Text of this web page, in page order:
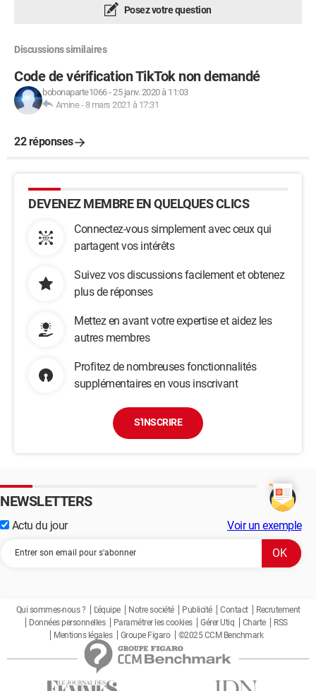
Posez votre question
Discussions similaires
Code de vérification TikTok non demandé
bobonaparte1066-25 janv. 2020 à 11:03
Amine- 8 mars 2021 à 17:31
22 réponses
DEVENEZ MEMBRE EN QUELQUES CLICS
Connectez-vous simplement avec ceux qui
partagent vos intérêts
Suivez vos discussions facilement et obtenez
plus de réponses
Mettez en avant votre expertise et aidez les
autres membres
Profitez de nombreuses fonctionnalités
supplémentaires en vous inscrivant
S'INSCRIRE
NEWSLETTERS
Actu du jour Voir un exemple
Qui sommes-nous ? L'équipe Notre société Publicité Contact
Recrutement
Données personnelles
Paramétrer les cookies Gérer Utiq Charte
RSS
Mentions légales
Groupe Figaro ©2025 CCM Benchmark